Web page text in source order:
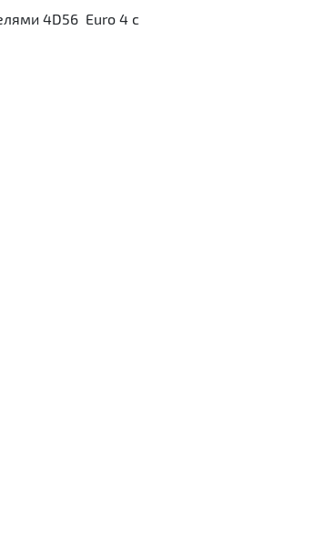
4D56 Euro 4 с